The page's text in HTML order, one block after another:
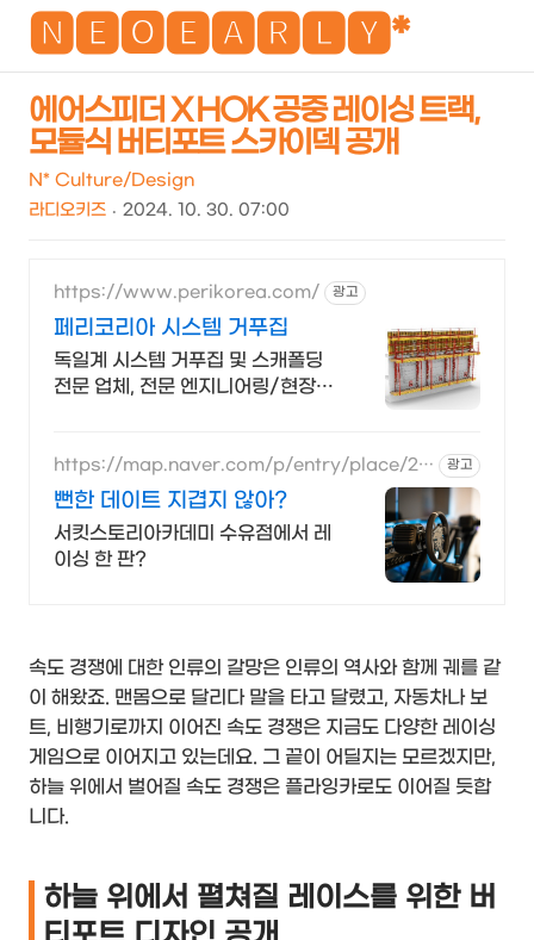
🅽🅴🅾🅴🅰🆁🅻🆈*
에어스피더 X HOK 공중 레이싱 트랙,
모듈식 버티포트 스카이덱 공개
N* Culture/Design
라디오키즈
2024. 10. 30. 07:00
https://www.perikorea.com/ 광고
페리코리아 시스템 거푸집
독일계 시스템 거푸집 및 스캐폴딩
전문 업체, 전문 엔지니어링/현장
https://map.naver.com/p/entry/place/20
89196660
광고
뻔한 데이트 지겹지 않아?
서킷스토리아카데미 수유점에서 레
이싱 한 판?
속도 경쟁에 대한 인류의 갈망은 인류의 역사와 함께 궤를 같
이 해왔죠. 맨몸으로 달리다 말을 타고 달렸고, 자동차나 보
트, 비행기로까지 이어진 속도 경쟁은 지금도 다양한 레이싱
게임으로 이어지고 있는데요. 그 끝이 어딜지는 모르겠지만,
하늘 위에서 벌어질 속도 경쟁은 플라잉카로도 이어질 듯합
니다.
하늘 위에서 펼쳐질 레이스를 위한 버